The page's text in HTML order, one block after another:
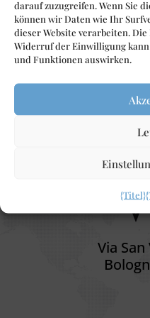
darauf zuzugreifen. Wenn Sie
können wir Daten wie Ihr
dieser Website verarbeiten.
Widerruf der Einwilligung
und Funktionen auswirken.
{Titel}
Stoffwechsels.
ermöglichen Ihnen ein
Ospitalità
Via